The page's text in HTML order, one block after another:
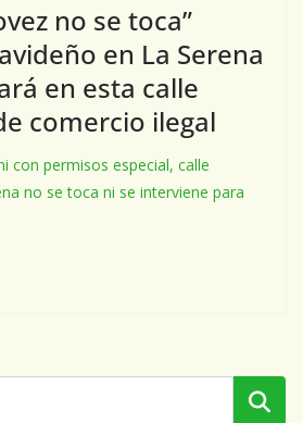
no se toca”
en La Serena
en esta calle
comercio ilegal
con permisos especial, calle
no se toca ni se interviene para
Buscar